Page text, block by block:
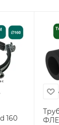
160